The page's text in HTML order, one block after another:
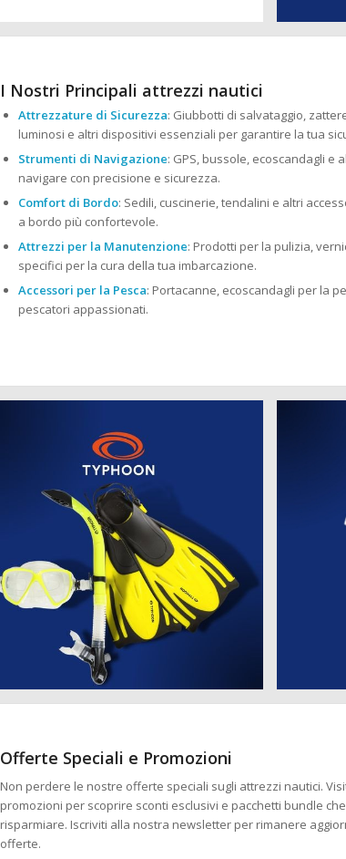
I Nostri Principali attrezzi nautici
Attrezzature di Sicurezza: Giubbotti di salvataggio,
luminosi e altri dispositivi essenziali per garantire la tua
Strumenti di Navigazione: GPS, bussole, ecoscandagli e
navigare con precisione e sicurezza.
Comfort di Bordo: Sedili, cuscinerie, tendalini e altri
a bordo più confortevole.
Attrezzi per la Manutenzione: Prodotti per la pulizia,
specifici per la cura della tua imbarcazione.
Accessori per la Pesca: Portacanne, ecoscandagli per la
pescatori appassionati.
Offerte Speciali e Promozioni
Non perdere le nostre offerte speciali sugli attrezzi nautici.
promozioni per scoprire sconti esclusivi e pacchetti bundle
risparmiare. Iscriviti alla nostra newsletter per rimanere
offerte.